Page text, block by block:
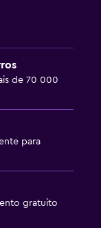
de 70 000
para
gratuito